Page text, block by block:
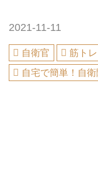
2021-11-11
自衛官
筋ト
自宅で簡単！自